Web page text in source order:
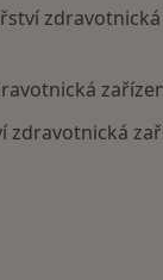
zdravotnická